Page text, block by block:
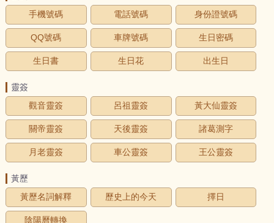
手機號碼
電話號碼 身份證號碼
QQ號碼 車牌號碼 生日密碼
生日書 生日花 出生日
靈簽
觀音靈簽
呂祖靈簽 黃大仙靈簽
關帝靈簽 天後靈簽 諸葛測字
月老靈簽 車公靈簽 王公靈簽
黃歷
黃歷名詞解釋
歷史上的今天 擇日
陰陽曆轉換